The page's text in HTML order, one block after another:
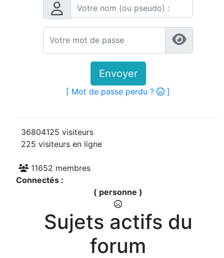
Envoyer
[ Mot de passe perdu ? ]
36804125 visiteurs
225 visiteurs en ligne
11652 membres
Connectés :
( personne )
Sujets actifs du
forum